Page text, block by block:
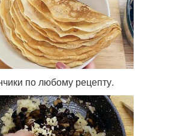
по любому рецепту.